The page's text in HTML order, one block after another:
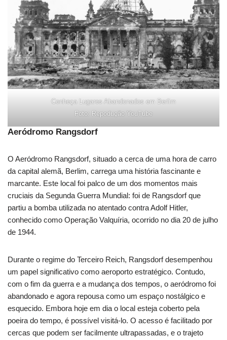
Conheça Lugares Abandonados em Berlim
Foto: Repodução YouTube
Aeródromo Rangsdorf
O Aeródromo Rangsdorf, situado a cerca de uma hora de carro
da capital alemã, Berlim, carrega uma história fascinante e
marcante. Este local foi palco de um dos momentos mais
cruciais da Segunda Guerra Mundial: foi de Rangsdorf que
partiu a bomba utilizada no atentado contra Adolf Hitler,
conhecido como Operação Valquíria, ocorrido no dia 20 de julho
de 1944.
Durante o regime do Terceiro Reich, Rangsdorf desempenhou
um papel significativo como aeroporto estratégico. Contudo,
com o fim da guerra e a mudança dos tempos, o aeródromo foi
abandonado e agora repousa como um espaço nostálgico e
esquecido. Embora hoje em dia o local esteja coberto pela
poeira do tempo, é possível visitá-lo. O acesso é facilitado por
cercas que podem ser facilmente ultrapassadas, e o trajeto